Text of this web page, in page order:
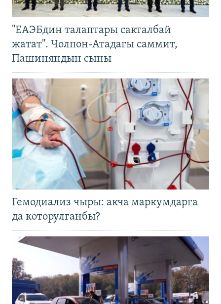
"ЕАЭБдин талаптары сакталбай
жатат". Чолпон-Атадагы саммит,
Пашиняндын сыны
Гемодиализ чыры: акча маркумдарга
да которулганбы?